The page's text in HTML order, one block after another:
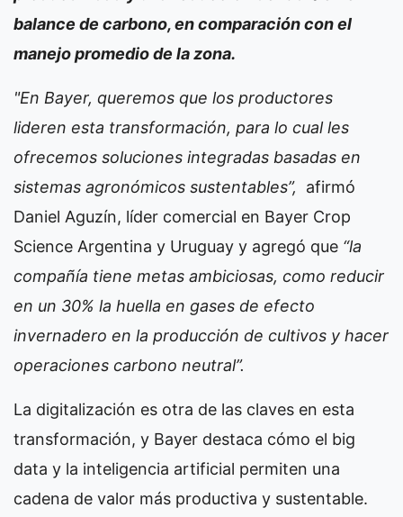
balance de carbono, en comparación con el
manejo promedio de la zona.
"En Bayer, queremos que los productores
lideren esta transformación, para lo cual les
ofrecemos soluciones integradas basadas en
sistemas agronómicos sustentables”, afirmó
Daniel Aguzín, líder comercial en Bayer Crop
Science Argentina y Uruguay y agregó que “la
compañía tiene metas ambiciosas, como reducir
en un 30% la huella en gases de efecto
invernadero en la producción de cultivos y hacer
operaciones carbono neutral”.
La digitalización es otra de las claves en esta
transformación, y Bayer destaca cómo el big
data y la inteligencia artificial permiten una
cadena de valor más productiva y sustentable.